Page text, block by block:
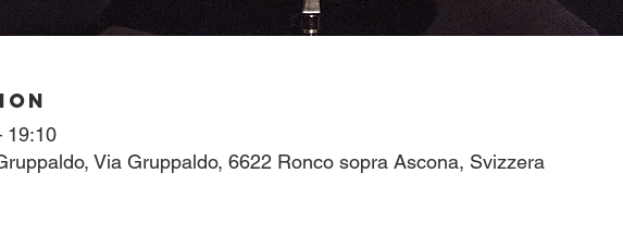
19:10
Via Gruppaldo, 6622 Ronco sopra Ascona, Svizzera